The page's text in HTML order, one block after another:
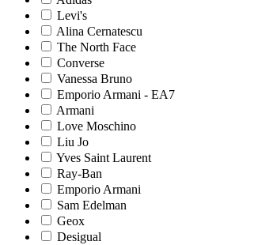
Levi's
Alina Cernatescu
The North Face
Converse
Vanessa Bruno
Emporio Armani - EA7
Armani
Love Moschino
Liu Jo
Yves Saint Laurent
Ray-Ban
Emporio Armani
Sam Edelman
Geox
Desigual